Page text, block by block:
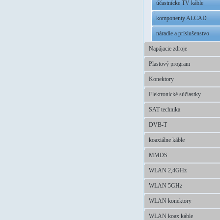
účastnícke TV káble
komponenty ALCAD
náradie a príslušenstvo
Napájacie zdroje
Plastový program
Konektory
Elektronické súčiastky
SAT technika
DVB-T
koaxiálne káble
MMDS
WLAN 2,4GHz
WLAN 5GHz
WLAN konektory
WLAN koax káble